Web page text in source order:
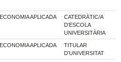
ECONOMIA APLICADA
CATEDRÀTIC/A
D'ESCOLA
UNIVERSITÀRIA
ECONOMIA APLICADA
TITULAR
D'UNIVERSITAT